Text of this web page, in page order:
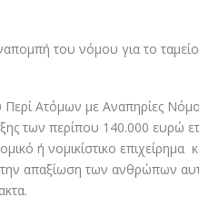
Ατόμων με Αναπηρίες
των περίπου 140.000 ευρώ
ή νομικίστικο επιχείρημα
απαξίωση των ανθρώπων